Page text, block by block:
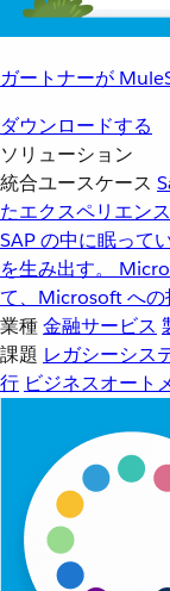
ガートナーが
ダウンロードする
ソリューション
統合ユースケース
たエクスペリエン
SAP の中に眠って
を生み出す。
て、Microsoft への
業種金融サービス
課題 レガシーシス
行 ビジネスオート